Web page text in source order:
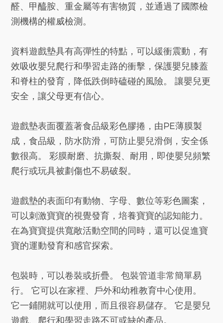
醛、甲醯胺、重金屬等有害物質，並通過了國際檢
測機構的權威檢測。
資料遊戲墊具有高彈性的特點，可以緩衝震動，有
效吸收嬰兒爬行和學習走路的衝擊，保護嬰兒膝蓋
和脊柱的發育，降低跌倒時磕碰的風險。 讓嬰兒更
安全，讓父母更有信心。
遊戲墊表面覆蓋著食品級彩色膠捲 ，由PE薄膜製
成，食品級，防水防滑，可防止嬰兒滑倒，安全係
數很高。 彩膜耐磨、抗撕裂、耐用，即使嬰兒頻繁
爬行或玩具被劃傷也不易破裂。
遊戲墊的表面印有動物、字母、數位等彩色圖案，
可以刺激寶寶的視覺發育，培養寶寶的認知能力。
在為寶寶提供寬敞活動空間的同時，還可以促進寶
寶的運動發育和感官探索。
包裝時，可以卷裝或折疊。 包裝管道非常簡單易
行。 它可以在家裡、戶外和幼稚教育中心使用。
它一鋪開就可以使用，而且很容易儲存。 它是嬰兒
遊戲、爬行和學習走路不可或缺的產品。